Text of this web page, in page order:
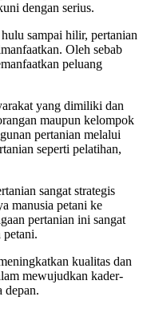
dengan serius.
sampai hilir, pertanian
Oleh sebab
peluang
yang dimiliki dan
maupun kelompok
pertanian melalui
seperti pelatihan,
sangat strategis
manusia petani ke
pertanian ini sangat
petani.
kualitas dan
mewujudkan kader-
depan.